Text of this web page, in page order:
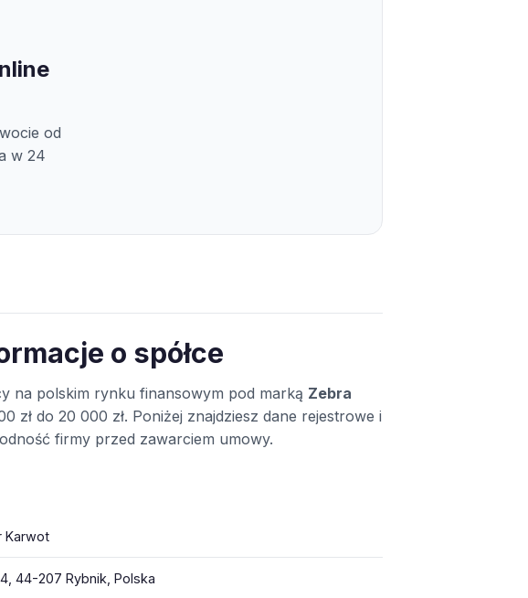
od
w 24
o spółce
na polskim rynku finansowym pod marką Zebra
zł do 20 000 zł. Poniżej znajdziesz dane rejestrowe i
firmy przed zawarciem umowy.
Karwot
44-207 Rybnik, Polska